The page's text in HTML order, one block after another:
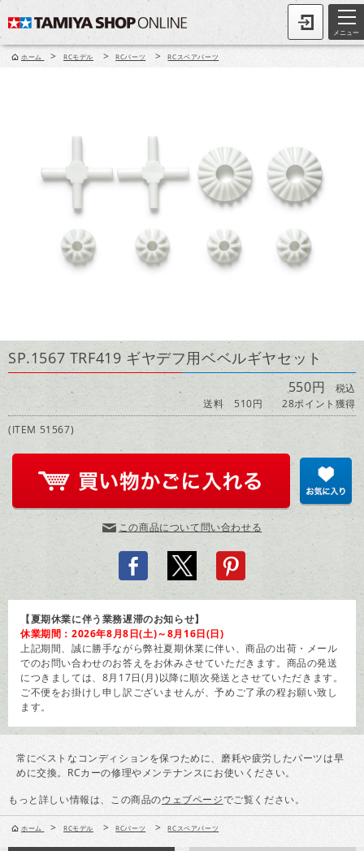
メニュー
ホーム > RCモデル > RCパーツ > RCスペアパーツ
SP.1567 TRF419 ギヤデフ用ベベルギヤセット
550円 税込
送料 510円
28ポイント獲得
(ITEM 51567)
この商品について問い合わせる
【夏期休業に伴う業務遅滞のお知らせ】
休業期間：2026年8月8日(土)～8月16日(日)
上記期間、誠に勝手ながら弊社夏期休業に伴い、商品の出荷・メール
でのお問い合わせのお答えをお休みさせていただきます。商品の発送
につきましては、8月17日(月)以降に順次発送とさせていただきます。
ご不便をお掛けし申し訳ございませんが、予めご了承の程お願い致し
ます。
常にベストなコンディションを保つために、磨耗や疲労したパーツは早
めに交換。RCカーの修理やメンテナンスにお使いください。
もっと詳しい情報は、この商品のウェブページでご覧ください。
ホーム > RCモデル > RCパーツ > RCスペアパーツ